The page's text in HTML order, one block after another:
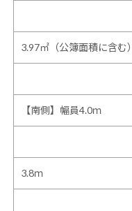
3.97㎡（公簿面積に含む）
【南側】幅員4.0ｍ
3.8ｍ